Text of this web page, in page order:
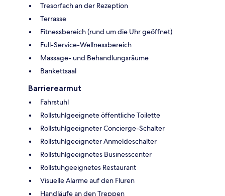
Tresorfach an der Rezeption
Terrasse
Fitnessbereich (rund um die Uhr geöffnet)
Full-Service-Wellnessbereich
Massage- und Behandlungsräume
Bankettsaal
Barrierearmut
Fahrstuhl
Rollstuhlgeeignete öffentliche Toilette
Rollstuhlgeeigneter Concierge-Schalter
Rollstuhlgeeigneter Anmeldeschalter
Rollstuhlgeeignetes Businesscenter
Rollstuhgeeignetes Restaurant
Visuelle Alarme auf den Fluren
Handläufe an den Treppen